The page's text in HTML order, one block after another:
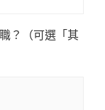
？（可選「其